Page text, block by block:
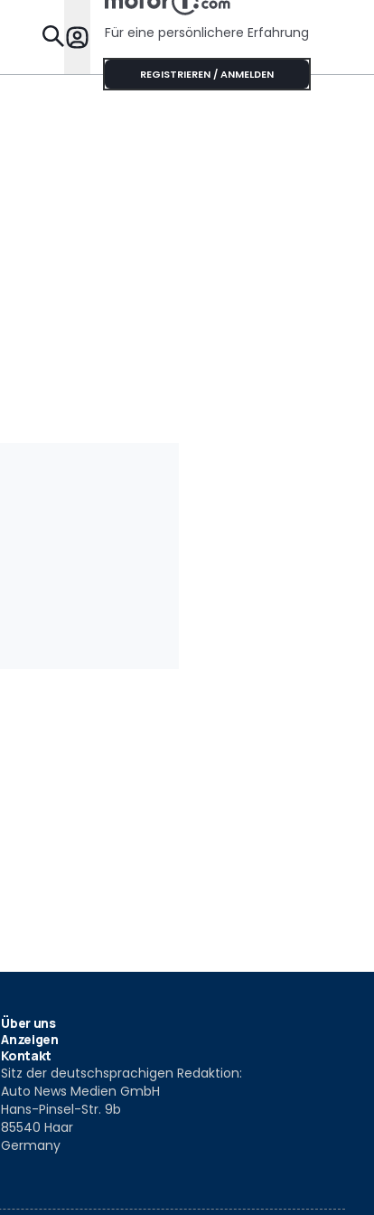
Specials
Für eine persönlichere Erfahrung
REGISTRIEREN / ANMELDEN
Über uns
Anzeigen
Kontakt
Sitz der deutschsprachigen Redaktion:
Auto News Medien GmbH
Hans-Pinsel-Str. 9b
85540 Haar
Germany